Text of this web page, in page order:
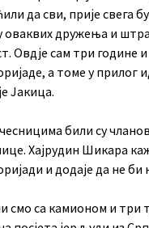
да сви, прије свега
оваквих дружења и
Овдје сам три године
а томе у прилог
Јакица.
били су
Хајрудин Шикара
и додаје да не би
смо са камионом и три